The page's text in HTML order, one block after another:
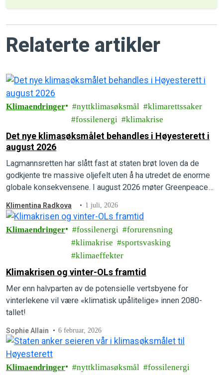
Relaterte artikler
Klimaendringer nyttklimasøksmål
klimarettssaker
fossilenergi
klimakrise
Det nye klimasøksmålet behandles i Høyesterett i
august 2026
Lagmannsretten har slått fast at staten brøt loven da de
godkjente tre massive oljefelt uten å ha utredet de enorme
globale konsekvensene. I august 2026 møter Greenpeace
Klimentina Radkova 1 juli, 2026
Klimaendringer fossilenergi
forurensning
klimakrise
sportsvasking
klimaeffekter
Klimakrisen og vinter-OLs framtid
Mer enn halvparten av de potensielle vertsbyene for
vinterlekene vil være «klimatisk upålitelige» innen 2080-
tallet!
Sophie Allain 6 februar, 2026
Klimaendringer nyttklimasøksmål
fossilenergi